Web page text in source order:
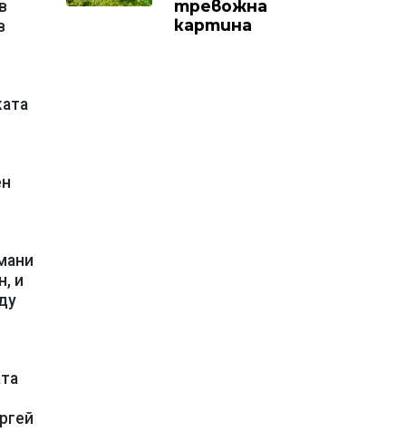
и
тревожна
картина